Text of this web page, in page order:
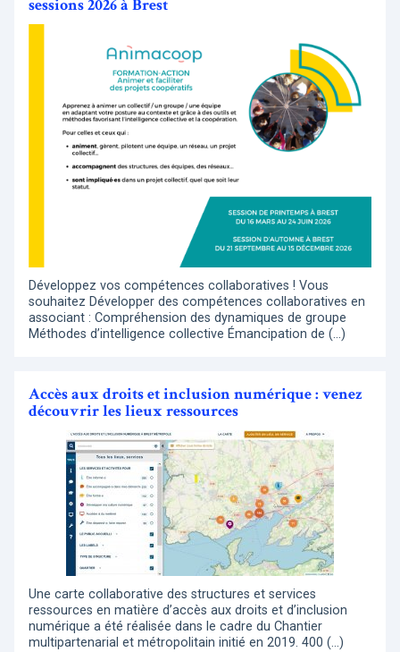
sessions 2026 à Brest
Développez vos compétences collaboratives ! Vous
souhaitez Développer des compétences collaboratives en
associant : Compréhension des dynamiques de groupe
Méthodes d’intelligence collective Émancipation de (…)
Accès aux droits et inclusion numérique : venez
découvrir les lieux ressources
Une carte collaborative des structures et services
ressources en matière d’accès aux droits et d’inclusion
numérique a été réalisée dans le cadre du Chantier
multipartenarial et métropolitain initié en 2019. 400 (…)